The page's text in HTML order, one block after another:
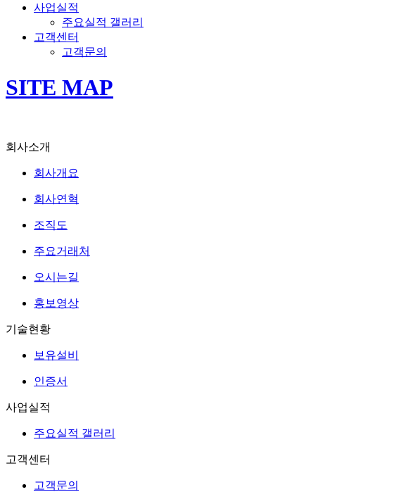
사업실적
주요실적 갤러리
고객센터
고객문의
SITE MAP
회사소개
회사개요
회사연혁
조직도
주요거래처
오시는길
홍보영상
기술현황
보유설비
인증서
사업실적
주요실적 갤러리
고객센터
고객문의